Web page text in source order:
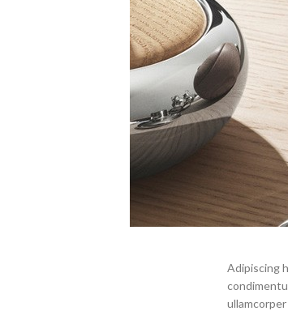
Adipiscing